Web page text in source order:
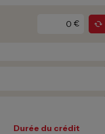
€
Durée du crédit